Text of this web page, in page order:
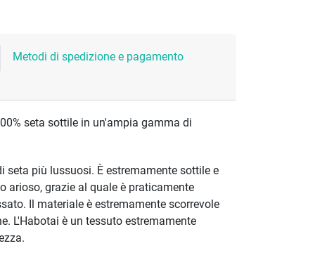
Metodi di spedizione e pagamento
seta sottile in un'ampia gamma di
seta più lussuosi. È estremamente sottile e
arioso, grazie al quale è praticamente
Il materiale è estremamente scorrevole
L'Habotai è un tessuto estremamente